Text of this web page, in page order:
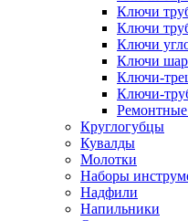
Ключи
Ключи
Ключи
Ключи
Ключи-
Ключи-
Круглогубцы
Кувалды
Молотки
Наборы
Надфили
Напильники